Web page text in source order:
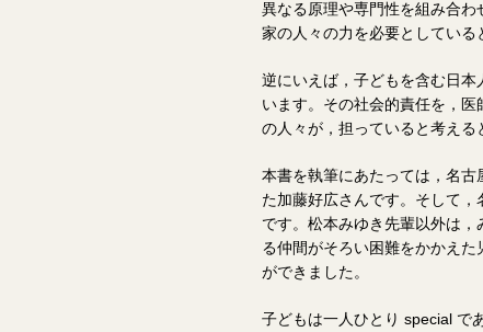
異なる原理や専門性を組み合
家の人々の力を必要としている
逆にいえば，子どもを含む日
います。その社会的責任を，
の人々が，担っていると考える
本書を執筆にあたっては，名
た加藤好広さんです。そして
です。松本みゆき先輩以外は
る仲間がそろい困難をかかえ
ができました。
子どもは一人ひとり special で